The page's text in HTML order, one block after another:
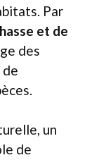
Par
et de
des
un
de